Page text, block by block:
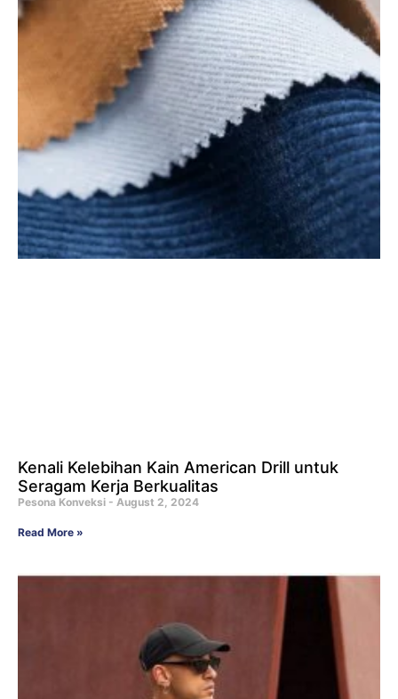
Kenali Kelebihan Kain American Drill untuk
Seragam Kerja Berkualitas
Pesona Konveksi August 2, 2024
Read More »